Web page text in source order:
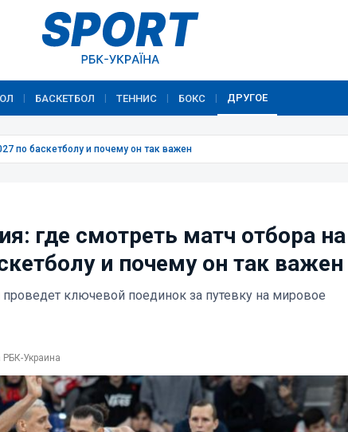
БАСКЕТБОЛ ТЕННИС БОКС ДРУГОЕ
по баскетболу и почему он так важен
где смотреть матч отбора на
и почему он так важен
ключевой поединок за путевку на мировое
РБК-Украина